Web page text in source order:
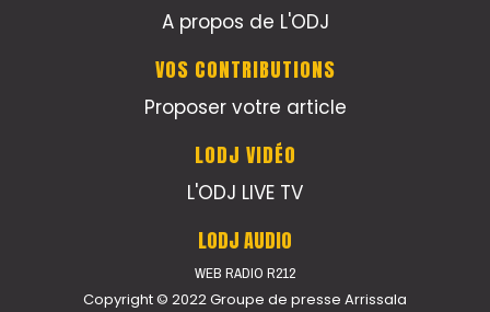
A propos de L'ODJ
VOS CONTRIBUTIONS
Proposer votre article
LODJ VIDÉO
L'ODJ LIVE TV
LODJ AUDIO
WEB RADIO R212
Copyright © 2022 Groupe de presse Arrissala